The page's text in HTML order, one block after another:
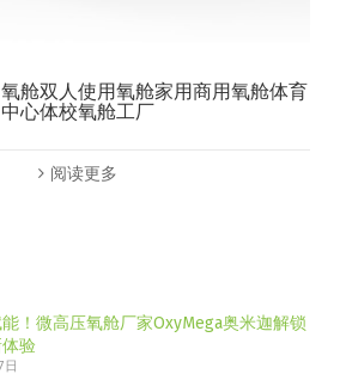
舱双人使用氧舱家用商用氧舱体育
中心体校氧舱工厂
阅读更多
！微高压氧舱厂家OxyMega奥米迦解锁
验